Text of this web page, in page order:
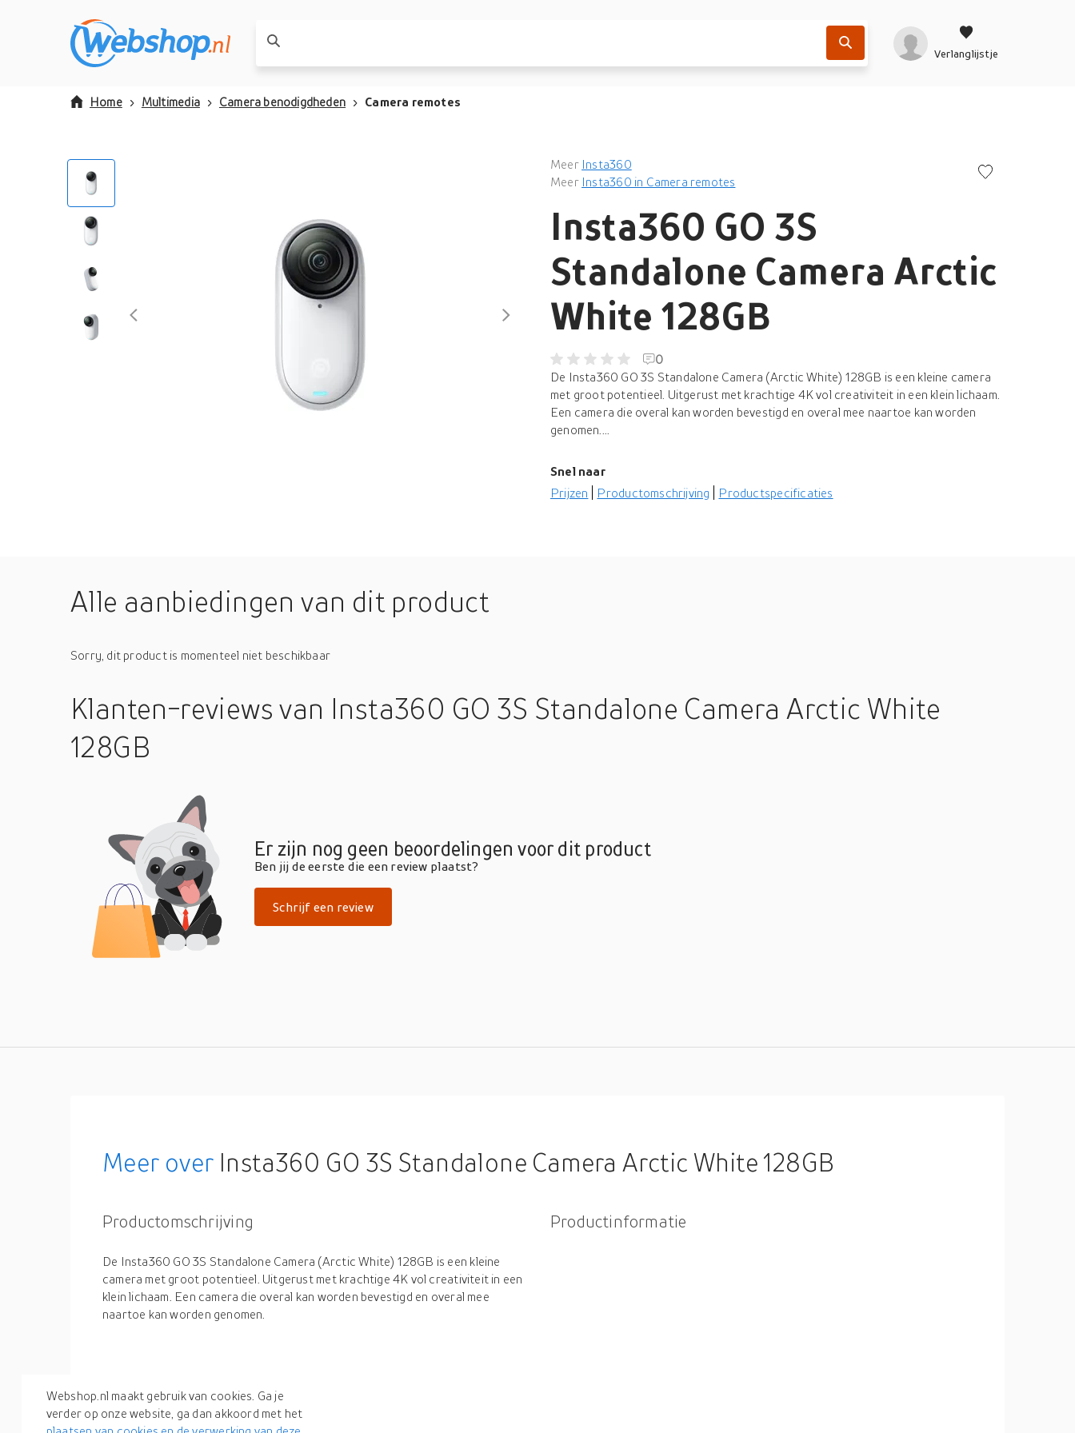
Verlanglijstje
Home Multimedia Camera benodigdheden Camera remotes
Meer Insta360
Meer Insta360 in Camera remotes
Insta360 GO 3S
Standalone Camera Arctic
White 128GB
0
De Insta360 GO 3S Standalone Camera (Arctic White) 128GB is een kleine camera
met groot potentieel. Uitgerust met krachtige 4K vol creativiteit in een klein lichaam.
Een camera die overal kan worden bevestigd en overal mee naartoe kan worden
genomen....
Snel naar
Prijzen
Productomschrijving Productspecificaties
Alle aanbiedingen van dit product
Sorry, dit product is momenteel niet beschikbaar
Klanten-reviewsvan Insta360 GO 3S Standalone Camera Arctic White
128GB
Er zijn nog geen beoordelingen voor dit product
Ben jij de eerste die een review plaatst?
Schrijf een review
Meer over Insta360 GO 3S Standalone Camera Arctic White 128GB
Productomschrijving
De Insta360 GO 3S Standalone Camera (Arctic White) 128GB is een kleine
camera met groot potentieel. Uitgerust met krachtige 4K vol creativiteit in een
klein lichaam. Een camera die overal kan worden bevestigd en overal mee
naartoe kan worden genomen.
Productinformatie
Productspecificaties
Webshop.nl maakt gebruik van cookies. Ga je
verder op onze website, ga dan akkoord met het